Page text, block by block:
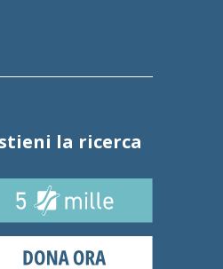
la ricerca